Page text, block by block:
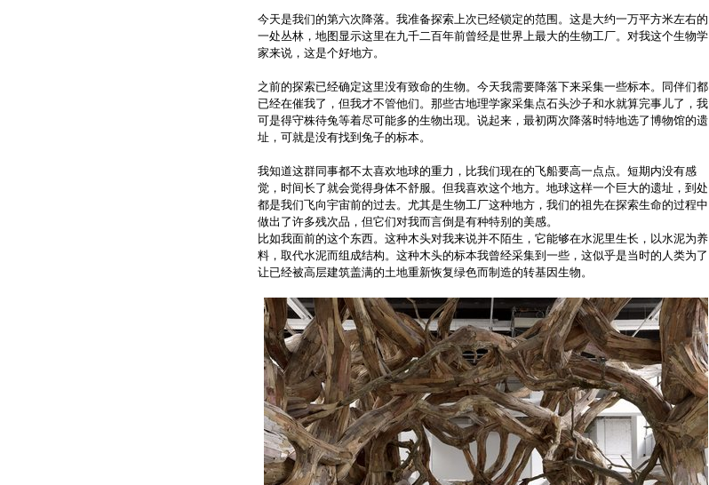
今天是我们的第六次降落。我准备探索上次已经锁定的范围。这是大约一万平方米左右的
一处丛林，地图显示这里在九千二百年前曾经是世界上最大的生物工厂。对我这个生物学
家来说，这是个好地方。
之前的探索已经确定这里没有致命的生物。今天我需要降落下来采集一些标本。同伴们都
已经在催我了，但我才不管他们。那些古地理学家采集点石头沙子和水就算完事儿了，我
可是得守株待兔等着尽可能多的生物出现。说起来，最初两次降落时特地选了博物馆的遗
址，可就是没有找到兔子的标本。
我知道这群同事都不太喜欢地球的重力，比我们现在的飞船要高一点点。短期内没有感
觉，时间长了就会觉得身体不舒服。但我喜欢这个地方。地球这样一个巨大的遗址，到处
都是我们飞向宇宙前的过去。尤其是生物工厂这种地方，我们的祖先在探索生命的过程中
做出了许多残次品，但它们对我而言倒是有种特别的美感。
比如我面前的这个东西。这种木头对我来说并不陌生，它能够在水泥里生长，以水泥为养
料，取代水泥而组成结构。这种木头的标本我曾经采集到一些，这似乎是当时的人类为了
让已经被高层建筑盖满的土地重新恢复绿色而制造的转基因生物。